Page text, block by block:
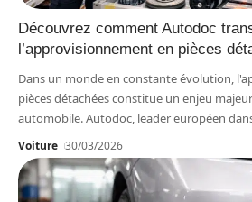
Découvrez comment Autodoc
l’approvisionnement en pièces
Dans un monde en constante évolution,
pièces détachées constitue un enjeu
automobile. Autodoc, leader européen
Voiture 30/03/2026